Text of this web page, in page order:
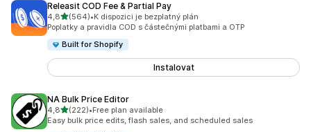
Releasit COD Fee & Partial Pay
4,8z 5 hvězd
(564)
Celkový počet recenzí: 564
•K dispozici je bezplatný plán
Poplatky a pravidla COD s částečnými platbami a OTP
Built for Shopify
Instalovat
NA Bulk Price Editor
4,8z 5 hvězd
(222)
Celkový počet recenzí: 222
•Free plan available
Easy bulk price edits, flash sales, and scheduled sales